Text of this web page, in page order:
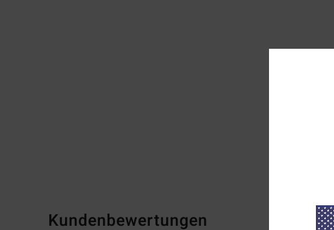
Kundenbewertungen